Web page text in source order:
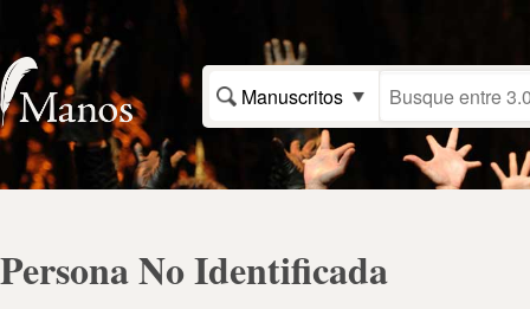
Manuscritos
Persona No Identificada